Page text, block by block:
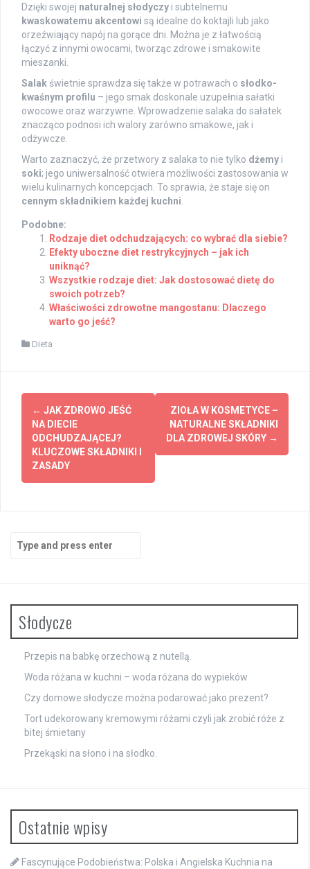
Dzięki swojej naturalnej słodyczy i subtelnemu
kwaskowatemu akcentowi są idealne do koktajli lub jako
orzeźwiający napój na gorące dni. Można je z łatwością
łączyć z innymi owocami, tworząc zdrowe i smakowite
mieszanki.
Salak świetnie sprawdza się także w potrawach o słodko-
kwaśnym profilu – jego smak doskonale uzupełnia sałatki
owocowe oraz warzywne. Wprowadzenie salaka do sałatek
znacząco podnosi ich walory zarówno smakowe, jak i
odżywcze.
Warto zaznaczyć, że przetwory z salaka to nie tylko dżemy i
soki; jego uniwersalność otwiera możliwości zastosowania w
wielu kulinarnych koncepcjach. To sprawia, że staje się on
cennym składnikiem każdej kuchni
Podobne:
Rodzaje diet odchudzających: co wybrać dla siebie?
Efekty uboczne diet restrykcyjnych – jak ich
uniknąć?
Wszystkie rodzaje diet: Jak dostosować dietę do
swoich potrzeb?
Właściwości zdrowotne mangostanu: Dlaczego
warto go jeść?
Dieta
Post
navigation
← JAK ZDROWO JEŚĆ
NA DIECIE
ODCHUDZAJĄCEJ?
KLUCZOWE SKŁADNIKI I
ZASADY
ZIOŁA W KOSMETYCE –
NATURALNE SKŁADNIKI
DLA ZDROWEJ SKÓRY →
for:
Słodycze
Przepis na babkę orzechową z nutellą.
Woda różana w kuchni – woda różana do wypieków
Czy domowe słodycze można podarować jako prezent?
Tort udekorowany kremowymi różami czyli jak zrobić róże z
bitej śmietany
Przekąski na słono i na słodko.
Ostatnie wpisy
Fascynujące Podobieństwa: Polska i Angielska Kuchnia na